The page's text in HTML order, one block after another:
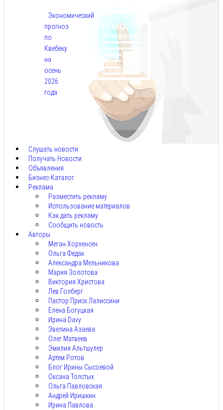
Экономический
прогноз
по
Квебеку
на
осень
2026
года
Слушать новости
Получать Новости
Объявления
Бизнес-Каталог
Реклама
Разместить рекламу
Использование материалов
Как дать рекламу
Сообщить новость
Авторы
Меган Хорхенсен
Ольга Федак
Александра Мельникова
Мария Золотова
Виктория Христова
Лев Голберг
Пастор Приск Лалиссини
Елена Богуцкая
Ирина Davy
Эвелина Азаева
Олег Матвеев
Эмилия Альтшулер
Артем Ротов
Блог Ирины Сысоевой
Оксана Толстых
Ольга Павловская
Андрей Иришкин
Ирина Павлова